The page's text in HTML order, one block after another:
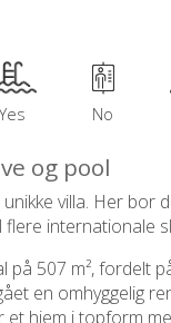
Yes No
og pool
villa. Her
internationale
på 507 m²,
en omhyggelig
hjem i topform